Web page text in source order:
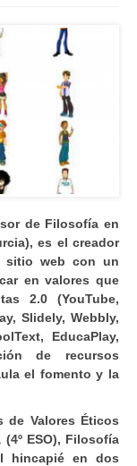
de Filosofía en
es el creador
sitio web con un
en valores que
2.0 (YouTube,
Slidely, Webbly,
EducaPlay,
de recursos
el fomento y la
de Valores Éticos
(4º ESO), Filosofía
hincapié en dos